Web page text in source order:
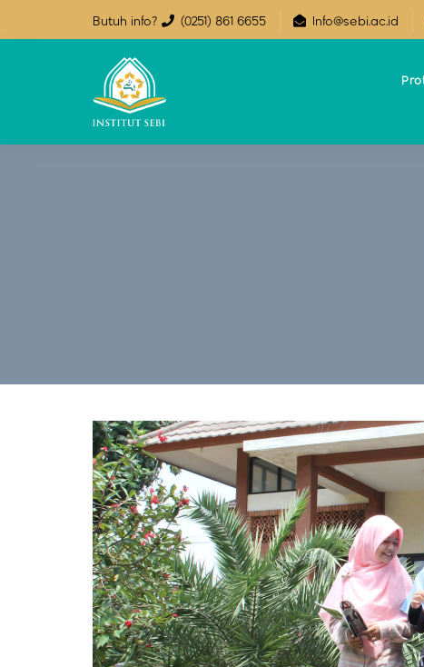
Butuh info? (0251) 861 6655 Info@sebi.ac.id